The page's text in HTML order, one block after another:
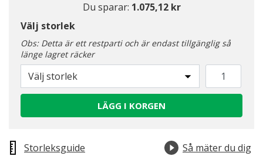
Du sparar: 1.075,12 kr
Välj storlek
Obs: Detta är ett restparti och är endast tillgänglig så
länge lagret räcker
Välj storlek
LÄGG I KORGEN
Storleksguide
Så mäter du dig